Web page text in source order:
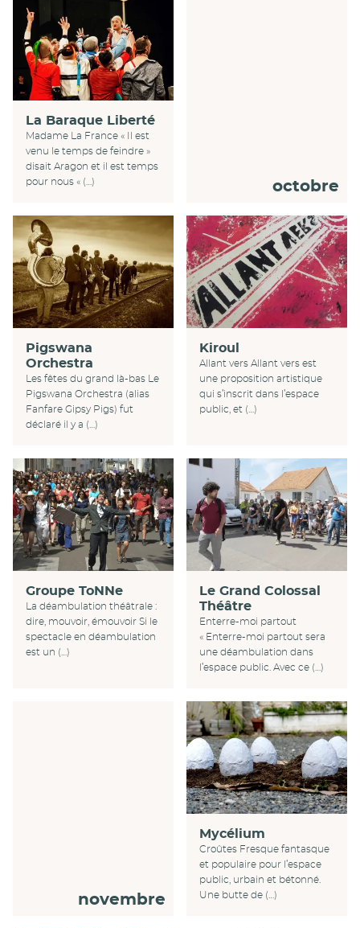
La Baraque Liberté
Madame La France « Il est
venu le temps de feindre »
disait Aragon et il est temps
pour nous « (…)
octobre
Pigswana
Orchestra
Les fêtes du grand là-bas Le
Pigswana Orchestra (alias
Fanfare Gipsy Pigs) fut
déclaré il y a (…)
Kiroul
Allant vers Allant vers est
une proposition artistique
qui s’inscrit dans l’espace
public, et (…)
Groupe ToNNe
La déambulation théâtrale :
dire, mouvoir, émouvoir Si le
spectacle en déambulation
est un (…)
Le Grand Colossal
Théâtre
Enterre-moi partout
« Enterre-moi partout sera
une déambulation dans
l’espace public. Avec ce (…)
novembre
Mycélium
Croûtes Fresque fantasque
et populaire pour l’espace
public, urbain et bétonné.
Une butte de (…)